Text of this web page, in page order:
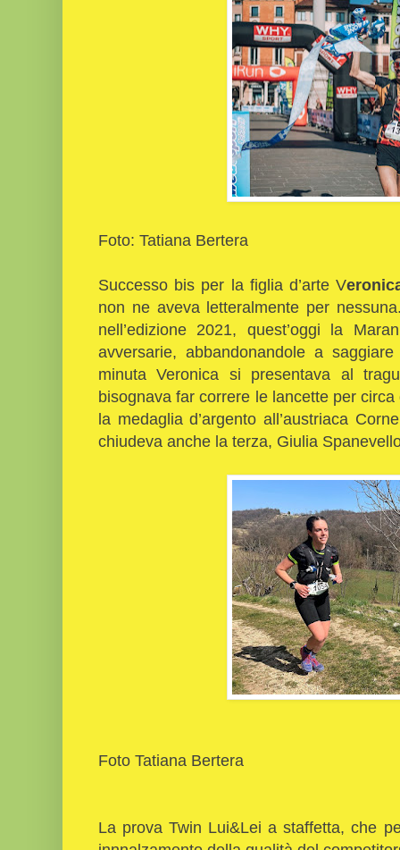
Foto: Tatiana Bertera
Successo bis per la figlia d’arte V
non ne aveva letteralmente per
nell’edizione 2021, quest’oggi la
avversarie, abbandonandole a
minuta Veronica si presentava al
bisognava far correre le lancette per
la medaglia d’argento all’austriaca
chiudeva anche la terza, Giulia
Foto Tatiana Bertera
La prova Twin Lui&Lei a staffetta, che